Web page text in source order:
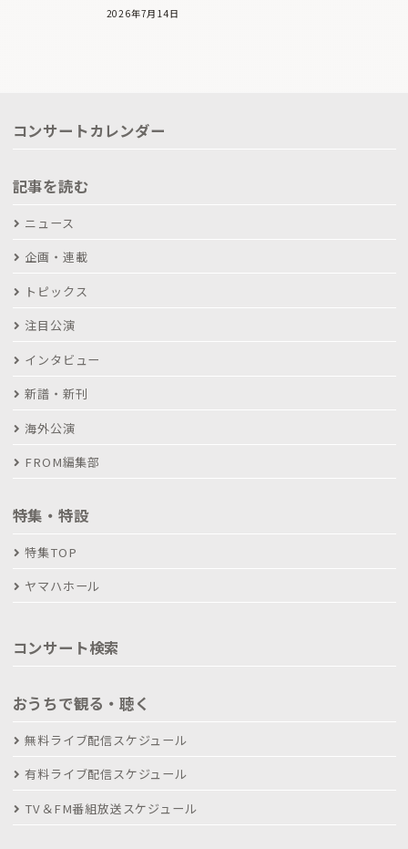
2026年7月14日
コンサートカレンダー
記事を読む
ニュース
企画・連載
トピックス
注目公演
インタビュー
新譜・新刊
海外公演
FROM編集部
特集・特設
特集TOP
ヤマハホール
コンサート検索
おうちで観る・聴く
無料ライブ配信スケジュール
有料ライブ配信スケジュール
TV＆FM番組放送スケジュール